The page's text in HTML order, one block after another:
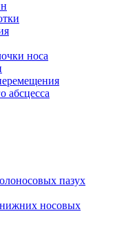
носа
абсцесса
пазух
нижних носовых